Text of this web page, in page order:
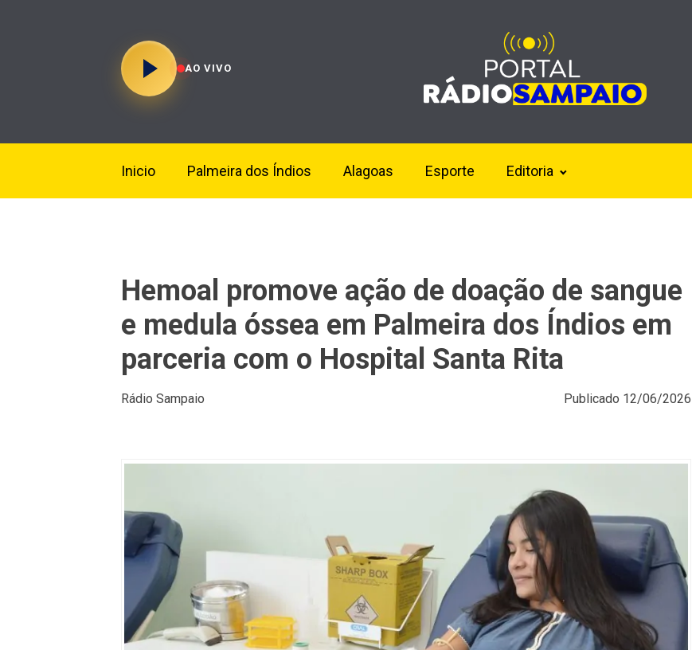
AO VIVO
Inicio Palmeira dos Índios Alagoas Esporte Editoria
Hemoal promove ação de doação de sangue
e medula óssea em Palmeira dos Índios em
parceria com o Hospital Santa Rita
Rádio Sampaio Publicado 12/06/2026